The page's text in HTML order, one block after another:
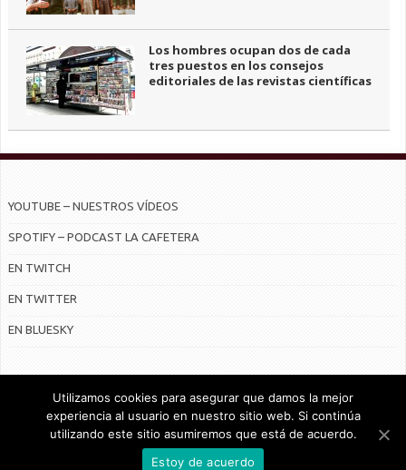
Los hombres ocupan dos de cada
tres puestos en los consejos
editoriales de las revistas científicas
YOUTUBE – NUESTROS VÍDEOS
SPOTIFY – PODCAST LA CAFETERA
EN TWITCH
EN TWITTER
EN BLUESKY
© Radiocable en Internet S.L.
Utilizamos cookies para asegurar que damos la mejor
experiencia al usuario en nuestro sitio web. Si continúa
utilizando este sitio asumiremos que está de acuerdo.
Estoy de acuerdo